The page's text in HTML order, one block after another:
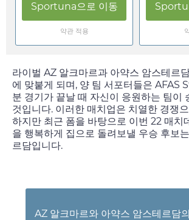
Sportuna으로 이동
약관 적용
라이벌 AZ 알크마르과 아약스 암스테르
에 맞붙게 되며, 양 팀 서포터들은 AFAS
분 경기가 끝날 때 자신이 응원하는 팀이
것입니다. 이러한 매치업은 치열한 경쟁
하지만 최근 폼을 바탕으로 이번 22 매치
을 행복하게 집으로 돌려보낼 우승 후보
르담입니다.
AZ 알크마르와 아약스 암스테르담